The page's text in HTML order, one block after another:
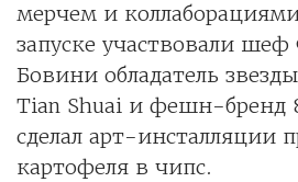
мерчем и
запуске участвовали шеф
Бовини обладатель
Tian Shuai и фешн-бренд
сделал арт-инсталляции
картофеля в чипс.